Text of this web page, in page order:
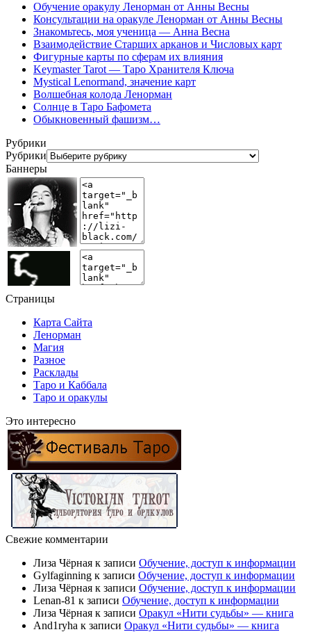
Обучение оракулу Ленорман от Анны Весны
Консультации на оракуле Ленорман от Анны Весны
Знакомьтесь, моя ученица — Анна Весна
Взаимодействие Старших арканов и Числовых карт
Фигурные карты по сферам их влияния
Keymaster Tarot — Таро Хранителя Ключа
Mystical Lenormand, значение карт
Волшебная колода Ленорман
Солнце в Таро Бафомета
Обыкновенный фашизм…
Рубрики
Рубрики
Баннеры
Страницы
Карта Сайта
Ленорман
Магия
Разное
Расклады
Таро и Каббала
Таро и оракулы
Это интересно
Свежие комментарии
Лиза Чёрная к записи Обучение, доступ к информации
Gylfaginning к записи Обучение, доступ к информации
Лиза Чёрная к записи Обучение, доступ к информации
Lenan-81 к записи Обучение, доступ к информации
Лиза Чёрная к записи Оракул «Нити судьбы» — книга
And1ryha к записи Оракул «Нити судьбы» — книга